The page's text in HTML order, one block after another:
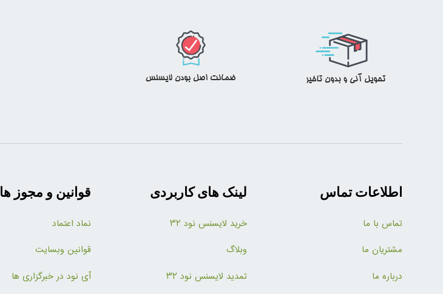
اطلاعات تماس
تماس با ما
مشتریان ما
درباره ما
لینک های کاربردی
خرید لایسنس نود ۳۲
وبلاگ
تمدید لایسنس نود ۳۲
قوانین و مجوز ها
نماد اعتماد
قوانین وبسایت
آی نود در خبرگزاری ها